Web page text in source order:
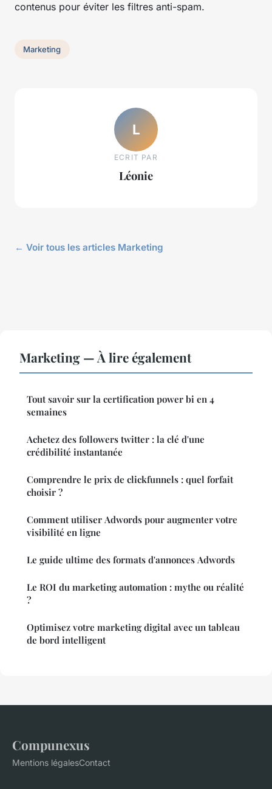
contenus pour éviter les filtres anti-spam.
Marketing
L
ECRIT PAR
Léonie
← Voir tous les articles Marketing
Marketing — À lire également
Tout savoir sur la certification power bi en 4
semaines
Achetez des followers twitter : la clé d'une
crédibilité instantanée
Comprendre le prix de clickfunnels : quel forfait
choisir ?
Comment utiliser Adwords pour augmenter votre
visibilité en ligne
Le guide ultime des formats d'annonces Adwords
Le ROI du marketing automation : mythe ou réalité
?
Optimisez votre marketing digital avec un tableau
de bord intelligent
Compunexus
Mentions légalesContact